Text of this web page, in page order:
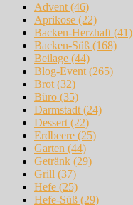
Advent (46)
Aprikose (22)
Backen-Herzhaft (41)
Backen-Süß (168)
Beilage (44)
Blog-Event (265)
Brot (32)
Büro (35)
Darmstadt (24)
Dessert (22)
Erdbeere (25)
Garten (44)
Getränk (29)
Grill (37)
Hefe (25)
Hefe-Süß (29)